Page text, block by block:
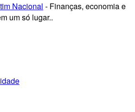
Nacional - Finanças, economia e
um só lugar..